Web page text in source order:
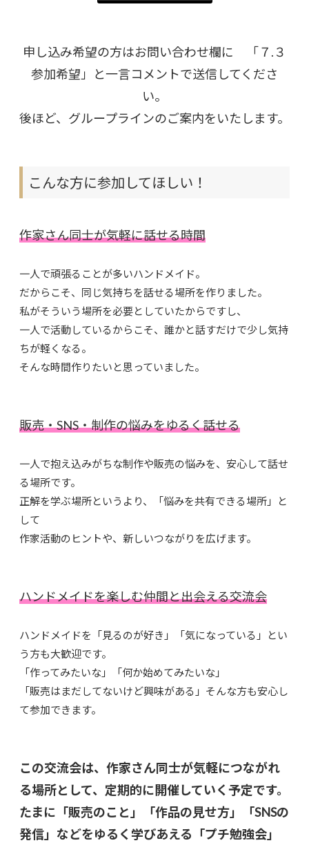
申し込み希望の方はお問い合わせ欄に 「７.３
参加希望」と一言コメントで送信してくださ
い。
後ほど、グループラインのご案内をいたします。
こんな方に参加してほしい！
作家さん同士が気軽に話せる時間
一人で頑張ることが多いハンドメイド。
だからこそ、同じ気持ちを話せる場所を作りました。
私がそういう場所を必要としていたからですし、
一人で活動しているからこそ、誰かと話すだけで少し気持
ちが軽くなる。
そんな時間作りたいと思っていました。
販売・SNS・制作の悩みをゆるく話せる
一人で抱え込みがちな制作や販売の悩みを、安心して話せ
る場所です。
正解を学ぶ場所というより、「悩みを共有できる場所」と
して
作家活動のヒントや、新しいつながりを広げます。
ハンドメイドを楽しむ仲間と出会える交流会
ハンドメイドを「見るのが好き」「気になっている」とい
う方も大歓迎です。
「作ってみたいな」「何か始めてみたいな」
「販売はまだしてないけど興味がある」そんな方も安心し
て参加できます。
この交流会は、作家さん同士が気軽につながれ
る場所として、定期的に開催していく予定です。
たまに「販売のこと」「作品の見せ方」「SNSの
発信」などをゆるく学びあえる「プチ勉強会」